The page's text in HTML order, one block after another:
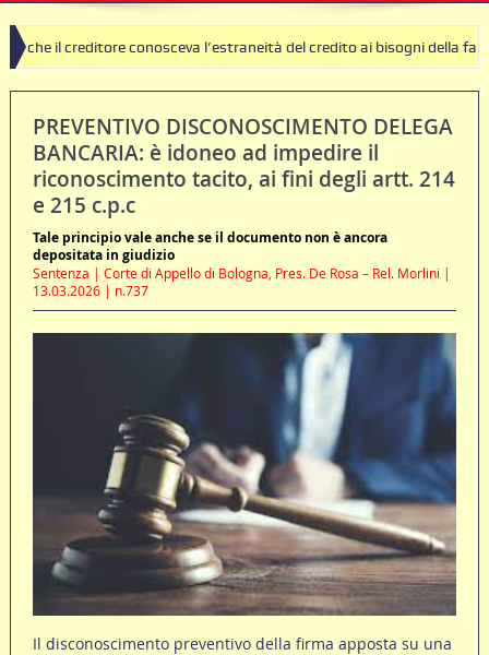
l’estraneità del credito ai bisogni della famiglia
PREVENTIVO DISCONOSCIMENTO DELEGA
BANCARIA: è idoneo ad impedire il
riconoscimento tacito, ai fini degli artt. 214
e 215 c.p.c
Tale principio vale anche se il documento non è ancora
depositata in giudizio
Sentenza | Corte di Appello di Bologna, Pres. De Rosa – Rel. Morlini |
13.03.2026 | n.737
Il disconoscimento preventivo della firma apposta su una